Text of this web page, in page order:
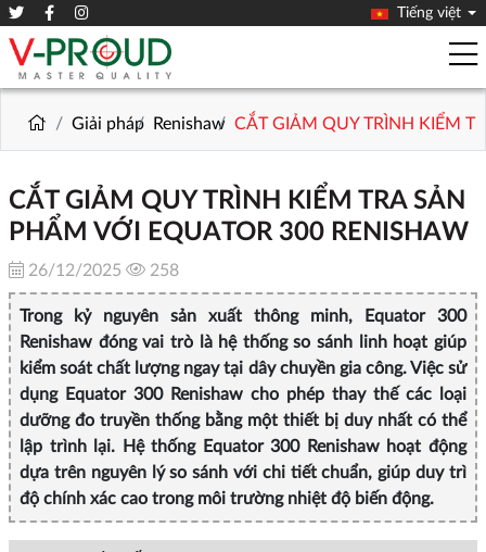
Tiếng việt
Giải pháp Renishaw CẮT GIẢM QUY TRÌNH KIỂM
CẮT GIẢM QUY TRÌNH KIỂM TRA SẢN
PHẨM VỚI EQUATOR 300 RENISHAW
26/12/2025 258
Trong kỷ nguyên sản xuất thông minh, Equator 300
Renishaw đóng vai trò là hệ thống so sánh linh hoạt giúp
kiểm soát chất lượng ngay tại dây chuyền gia công. Việc sử
dụng Equator 300 Renishaw cho phép thay thế các loại
dưỡng đo truyền thống bằng một thiết bị duy nhất có thể
lập trình lại. Hệ thống Equator 300 Renishaw hoạt động
dựa trên nguyên lý so sánh với chi tiết chuẩn, giúp duy trì
độ chính xác cao trong môi trường nhiệt độ biến động.